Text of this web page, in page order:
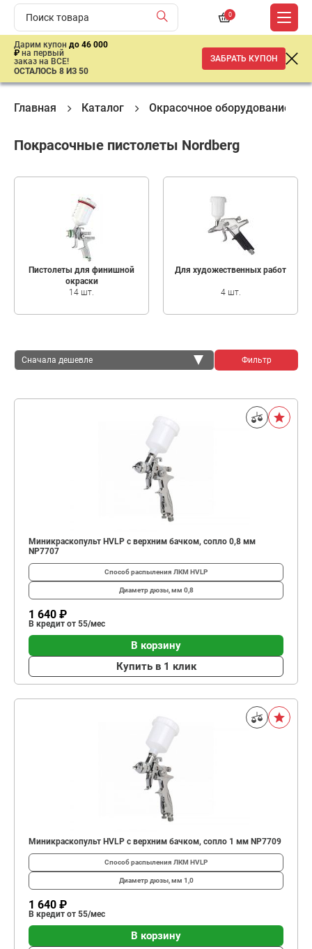
0
Дарим купон до 46 000
₽ на первый
заказ на ВСЕ!
ОСТАЛОСЬ 8 ИЗ 50
ЗАБРАТЬ КУПОН
Главная Каталог Окрасочное оборудование
Покрасочные пистолеты Nordberg
Пистолеты для финишной
окраски
14 шт.
Для художественных работ
4 шт.
Сначала дешевле Фильтр
Миникраскопульт HVLP с верхним бачком, сопло 0,8 мм
NP7707
Способ распыления ЛКМ HVLP
Диаметр дюзы, мм 0,8
1 640 ₽
В кредит от 55/мес
В корзину
Купить в 1 клик
Миникраскопульт HVLP с верхним бачком, сопло 1 мм NP7709
Способ распыления ЛКМ HVLP
Диаметр дюзы, мм 1,0
1 640 ₽
В кредит от 55/мес
В корзину